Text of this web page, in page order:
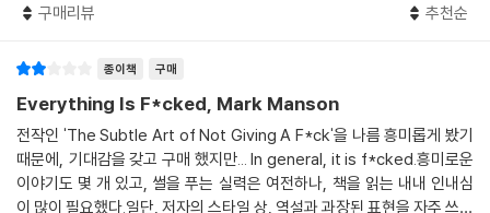
구매리뷰 추천순
종이책 구매
Everything Is F*cked, Mark Manson
전작인 'The Subtle Art of Not Giving A F*ck'을 나름 흥미롭게 봤기
때문에, 기대감을 갖고 구매 했지만... In general, it is f*cked.흥미로운
이야기도 몇 개 있고, 썰을 푸는 실력은 여전하나, 책을 읽는 내내 인내심
이 많이 필요했다.일단, 저자의 스타일 상, 역설과 과장된 표현을 자주 쓰려